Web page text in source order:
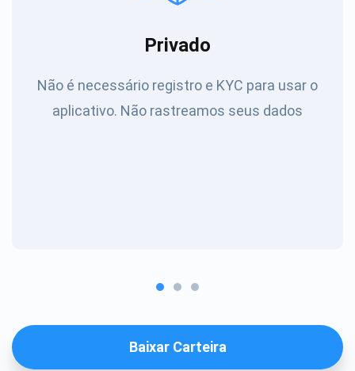
Privado
Não é necessário registro e KYC para usar o
aplicativo. Não rastreamos seus dados
Baixar Carteira